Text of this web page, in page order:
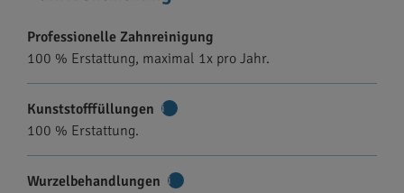
Professionelle Zahnreinigung
100 % Erstattung, maximal 1x pro Jahr.
Kunststofffüllungen
100 % Erstattung.
Wurzelbehandlungen